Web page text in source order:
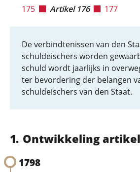
175 Artikel 176 177
De verbindtenissen van den
schuldeischers worden
schuld wordt jaarlijks in
ter bevordering der belangen
schuldeischers van den Staat.
Ontwikkeling artikel
1798